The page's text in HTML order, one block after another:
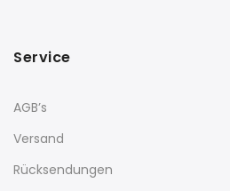
Service
AGB’s
Versand
Rücksendungen